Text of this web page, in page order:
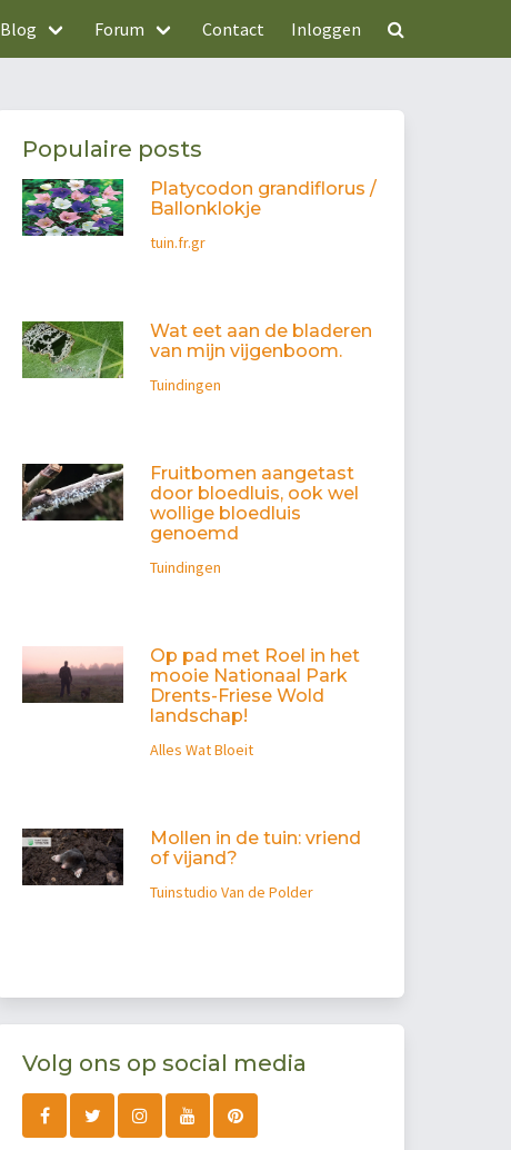
Blog Forum Contact Inloggen
Populaire posts
Platycodon grandiflorus /
Ballonklokje
tuin.fr.gr
Wat eet aan de bladeren
van mijn vijgenboom.
Tuindingen
Fruitbomen aangetast
door bloedluis, ook wel
wollige bloedluis
genoemd
Tuindingen
Op pad met Roel in het
mooie Nationaal Park
Drents-Friese Wold
landschap!
Alles Wat Bloeit
Mollen in de tuin: vriend
of vijand?
Tuinstudio Van de Polder
Volg ons op social media